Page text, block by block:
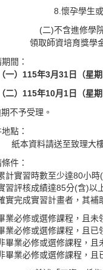
8.懷孕學生
(二)不含進修學
領取師資培育獎學
間：
（一）115年3月31日（星
（二）115年10月1日（星
不予受理。
點：
紙本資料請送至致理大
件：
計實習時數至少達80小
習評核成績達85分(含)以
實完成實習計畫者，其補
業必修或選修課程，且未
業必修或選修課程，且已
畢業必修或選修課程，且
畢業必修或選修課程，且